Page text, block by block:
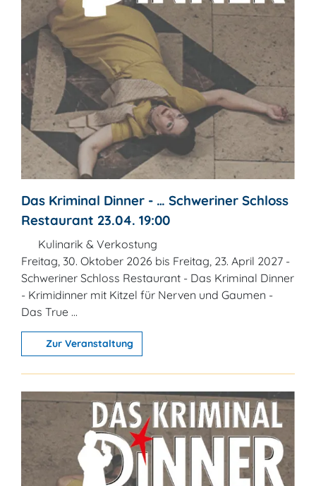
Das Kriminal Dinner - … Schweriner Schloss
Restaurant 23.04. 19:00
Kulinarik & Verkostung
Freitag, 30. Oktober 2026 bis Freitag, 23. April 2027 -
Schweriner Schloss Restaurant - Das Kriminal Dinner
- Krimidinner mit Kitzel für Nerven und Gaumen -
Das True ...
Zur Veranstaltung